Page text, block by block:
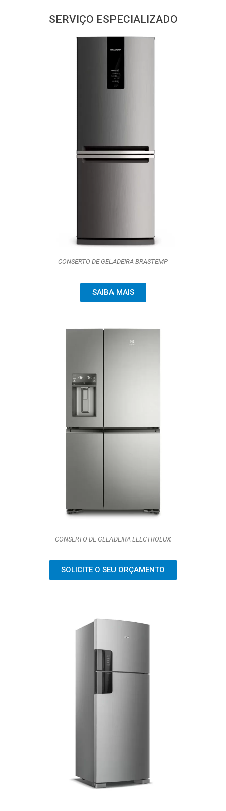
SERVIÇO ESPECIALIZADO
CONSERTO DE GELADEIRA BRASTEMP
SAIBA MAIS
CONSERTO DE GELADEIRA ELECTROLUX
SOLICITE O SEU ORÇAMENTO